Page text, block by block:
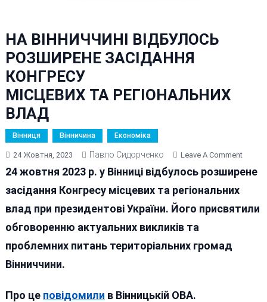
НА ВІННИЧЧИНІ ВІДБУЛОСЬ
РОЗШИРЕНЕ ЗАСІДАННЯ
КОНГРЕСУ
МІСЦЕВИХ ТА РЕГІОНАЛЬНИХ
ВЛАД
Вінниця Вінничина Економіка
24 Жовтня, 2023 Павло Сидорченко Leave A CommentOn
НА
24 жовтня 2023 р. у Вінниці відбулось розширене
засідання Конгресу місцевих та регіональних
влад при президентові України. Його присвятили
обговоренню актуальних викликів та
проблемних питань територіальних громад
Вінниччини.
Про це повідомили в Вінницькій ОВА.